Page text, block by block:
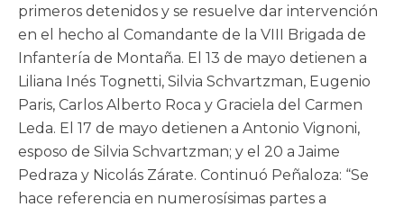
primeros detenidos y se resuelve dar intervención
en el hecho al Comandante de la VIII Brigada de
Infantería de Montaña. El 13 de mayo detienen a
Liliana Inés Tognetti, Silvia Schvartzman, Eugenio
Paris, Carlos Alberto Roca y Graciela del Carmen
Leda. El 17 de mayo detienen a Antonio Vignoni,
esposo de Silvia Schvartzman; y el 20 a Jaime
Pedraza y Nicolás Zárate. Continuó Peñaloza: “Se
hace referencia en numerosísimas partes a